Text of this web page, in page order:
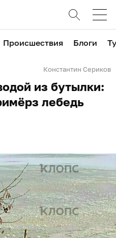
Происшествия Блоги
Константин Сериков
из бутылки:
лебедь